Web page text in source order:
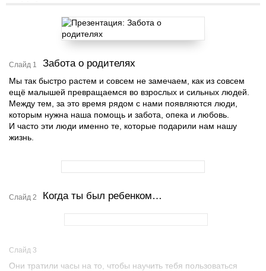
Слайд 1 Забота о родителях
Мы так быстро растем и совсем не замечаем, как из совсем
ещё малышей превращаемся во взрослых и сильных людей.
Между тем, за это время рядом с нами появляются люди,
которым нужна наша помощь и забота, опека и любовь.
И часто эти люди именно те, которые подарили нам нашу
жизнь.
Слайд 2 Когда ты был ребенком…
Слайд 3
Они тратили часы на то, чтобы научить тебя пользоваться